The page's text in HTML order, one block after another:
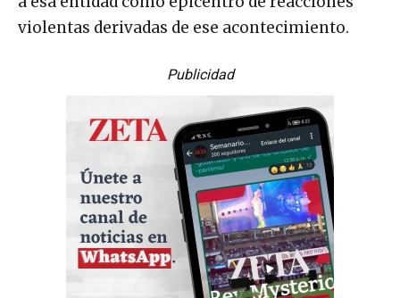
violentas derivadas de ese acontecimiento.
Publicidad